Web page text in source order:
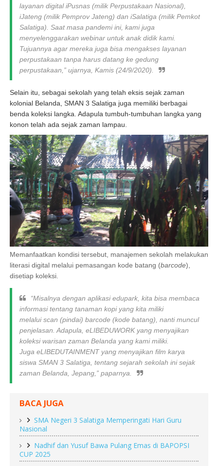
layanan digital iPusnas (milik Perpustakaan Nasional),
iJateng (milik Pemprov Jateng) dan iSalatiga (milik Pemkot
Salatiga). Saat masa pandemi ini, kami juga
menyelenggarakan webinar untuk anak didik kami.
Tujuannya agar mereka juga bisa mengakses layanan
perpustakaan tanpa harus datang ke gedung
perpustakaan,” ujarnya, Kamis (24/9/2020).
Selain itu, sebagai sekolah yang telah eksis sejak zaman
kolonial Belanda, SMAN 3 Salatiga juga memiliki berbagai
benda koleksi langka. Adapula tumbuh-tumbuhan langka yang
konon telah ada sejak zaman lampau.
Memanfaatkan kondisi tersebut, manajemen sekolah melakukan
literasi digital melalui pemasangan kode batang (barcode),
disetiap koleksi.
“Misalnya dengan aplikasiedupark , kita bisa membaca
informasi tentang tanaman kopi yang kita miliki
melaluiscan (pindai) barcode (kode batang), nanti muncul
penjelasan. Adapula, eLIBEDUWORKyang menyajikan
koleksi warisan zaman Belanda yang kami miliki.
Juga eLIBEDUTAINMENTyang menyajikan film karya
siswa SMAN 3 Salatiga, tentang sejarah sekolah ini sejak
zaman Belanda, Jepang,” paparnya.
BACA JUGA
SMA Negeri 3 Salatiga Memperingati Hari Guru
Nasional
Nadhif dan Yusuf Bawa Pulang Emas di BAPOPSI
CUP 2025